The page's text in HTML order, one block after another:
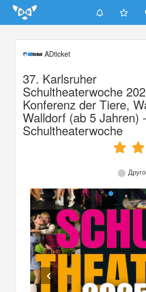
Update cookies preferences
ADticket
37. Karlsruher
Schultheaterwoche
Konferenz der Tiere,
Walldorf (ab 5 Jahren) -
Schultheaterwoche